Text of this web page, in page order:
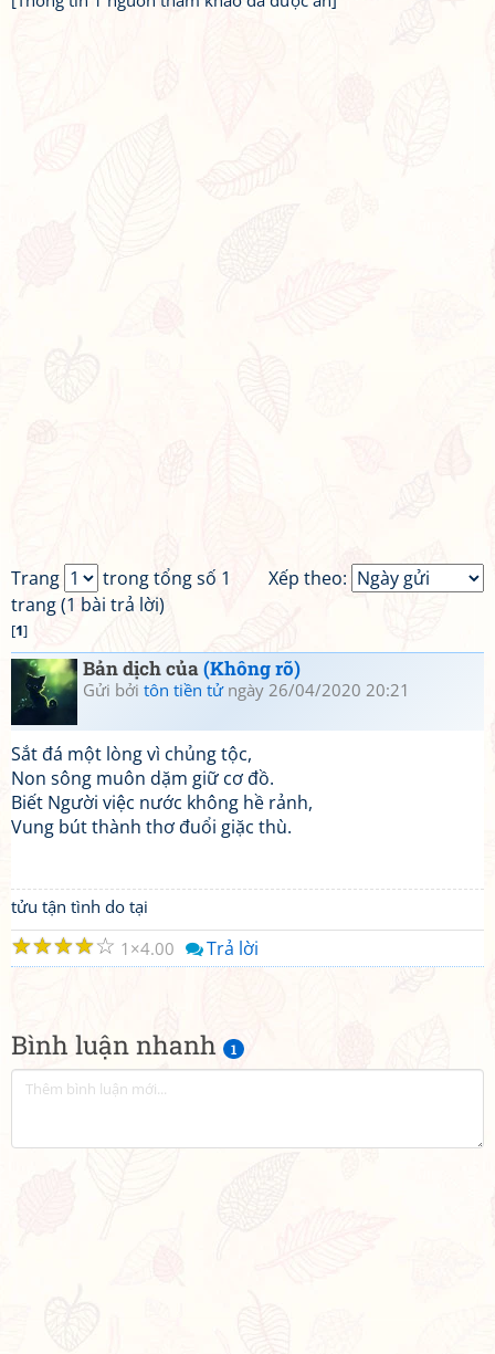
Bình luận nhanh 1
Xếp theo:
Trang
trong tổng số 1
trang (1 bài trả lời)
[1]
Bản dịch của(Không rõ)
Gửi bởi tôn tiền tửngày 26/04/2020 20:21
Sắt đá một lòng vì chủng tộc,
Non sông muôn dặm giữ cơ đồ.
Biết Người việc nước không hề rảnh,
Vung bút thành thơ đuổi giặc thù.
tửu tận tình do tại
☆
☆
☆
☆
☆ 1 4.00 Trả lời